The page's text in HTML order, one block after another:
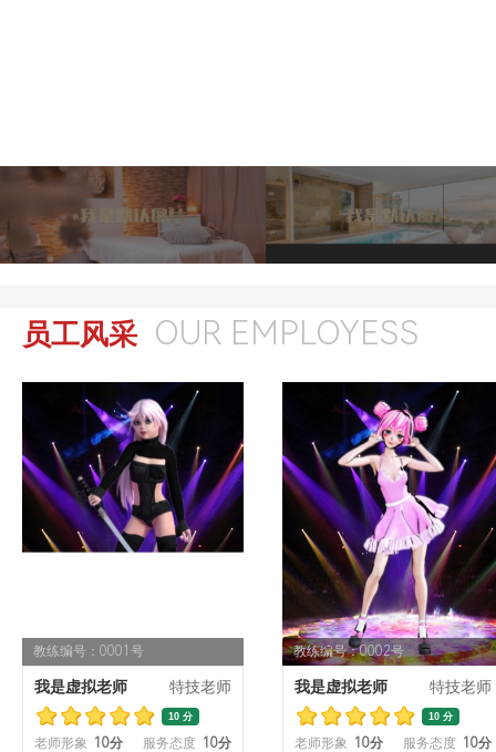
员工风采 OUR EMPLOYESS
教练编号：0001号
我是虚拟老师 特技老师
10 分
老师形象 10分 服务态度 10分
教练编号：0002号
我是虚拟老师 特技老师
10 分
老师形象 10分 服务态度 10分